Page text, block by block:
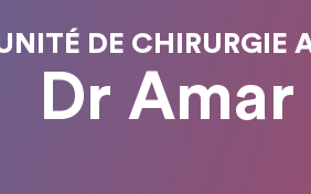
DE CHIRURGIE
Dr Amar